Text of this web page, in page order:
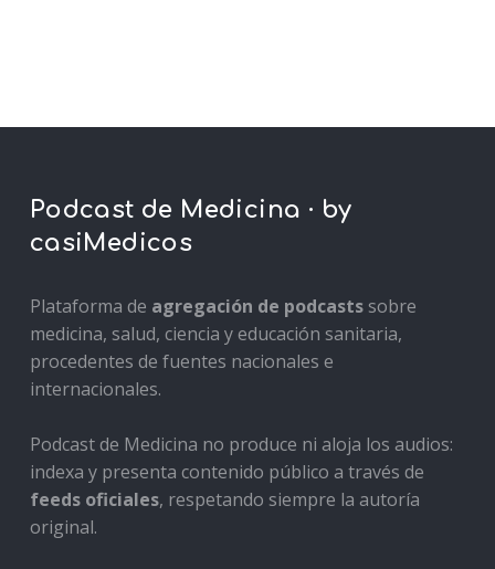
Podcast de Medicina · by
casiMedicos
Plataforma de agregación de podcastssobre
medicina, salud, ciencia y educación sanitaria,
procedentes de fuentes nacionales e
internacionales.
Podcast de Medicina no produce ni aloja los audios:
indexa y presenta contenido público a través de
feeds oficiales, respetando siempre la autoría
original.